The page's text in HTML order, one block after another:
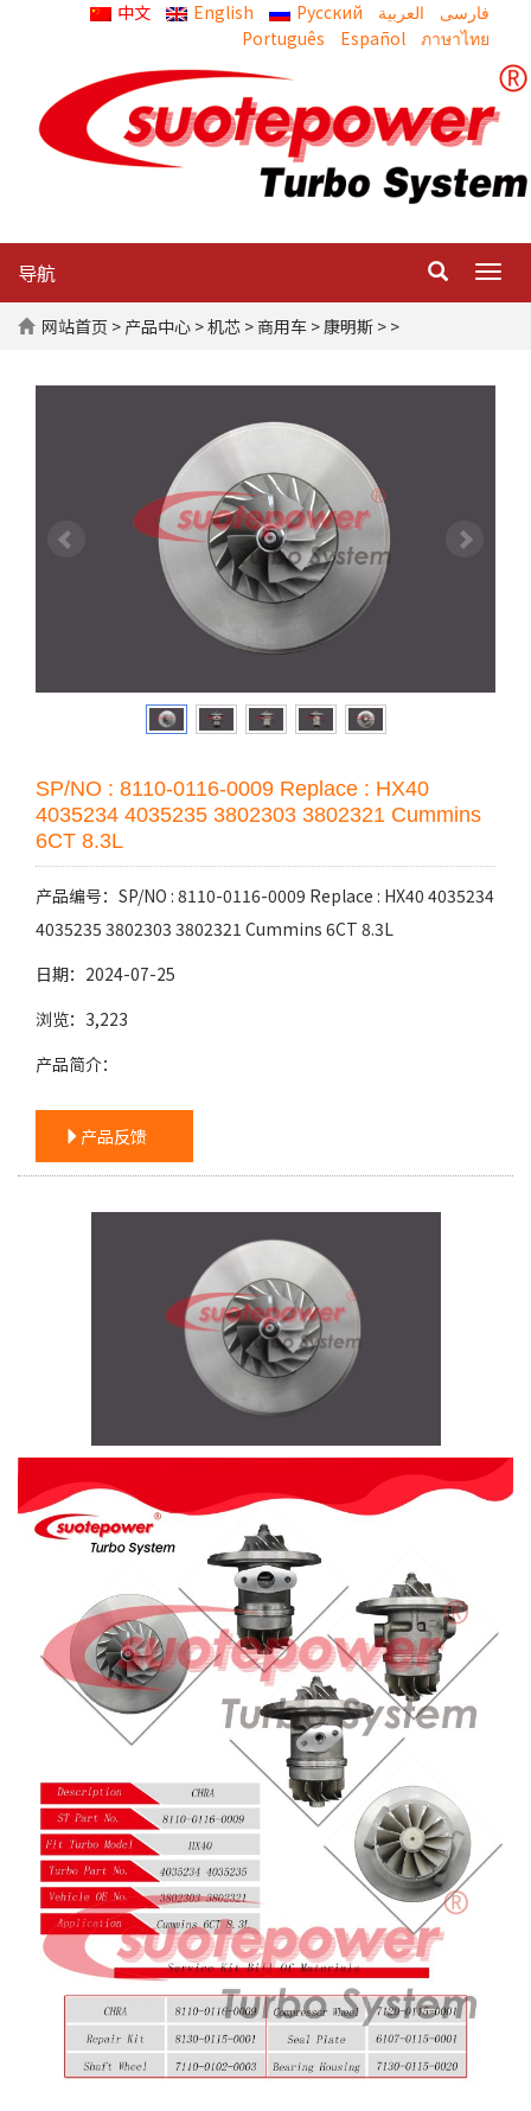
中文 English Русский العربية
Português
Español ภาษาไทย
导航
网站首页 > 产品中心 >机芯 >商用车 >康明斯 > >
SP/NO : 8110-0116-0009 Replace : HX40
4035234 4035235 3802303 3802321 Cummins
6CT 8.3L
产品编号：SP/NO : 8110-0116-0009 Replace : HX40 4035234
4035235 3802303 3802321 Cummins 6CT 8.3L
日期：2024-07-25
浏览：3,223
产品简介：
产品反馈